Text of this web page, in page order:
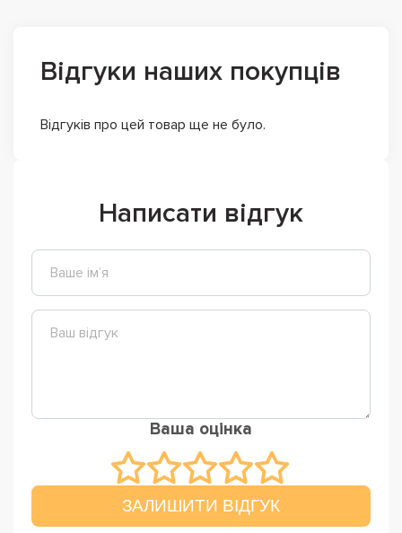
Відгуки наших покупців
Відгуків про цей товар ще не було.
Написати відгук
Ваша оцінка
ЗАЛИШИТИ ВІДГУК